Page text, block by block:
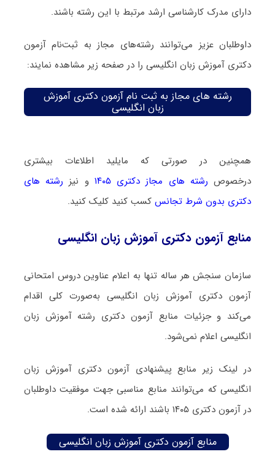
دارای مدرک کارشناسی ارشد مرتبط با این رشته باشند.
داوطلبان عزیز می‌توانند رشته‌های مجاز به ثبت‌نام آزمون
دکتری آموزش زبان انگلیسی را در صفحه زیر مشاهده نمایند:
رشته های مجاز به ثبت نام آزمون دکتری آموزش
زبان انگلیسی
همچنین در صورتی که مایلید اطلاعات بیشتری
درخصوص رشته های مجاز دکتری ۱۴۰۵ و نیز رشته های
دکتری بدون شرط تجانسکسب کنید کلیک کنید.
منابع آزمون دکتری آموزش زبان انگلیسی
سازمان سنجش هر ساله تنها به اعلام عناوین دروس امتحانی
آزمون دکتری آموزش زبان انگلیسی به‌صورت کلی اقدام
می‌کند و جزئیات منابع آزمون دکتری رشته آموزش زبان
انگلیسی اعلام نمی‌شود.
در لینک زیر منابع پیشنهادی آزمون دکتری آموزش زبان
انگلیسی که می‌توانند منابع مناسبی جهت موفقیت داوطلبان
در آزمون دکتری ۱۴۰۵ باشند ارائه شده است.
منابع آزمون دکتری آموزش زبان انگلیسی